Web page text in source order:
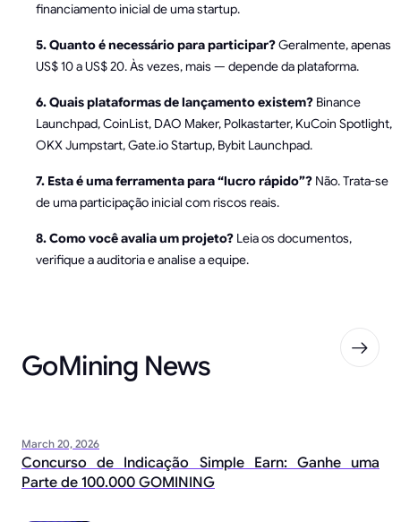
financiamento inicial de uma startup.
5. Quanto é necessário para participar?Geralmente, apenas
US$ 10 a US$ 20. Às vezes, mais — depende da plataforma.
6. Quais plataformas de lançamento existem? Binance
Launchpad, CoinList, DAO Maker, Polkastarter, KuCoin Spotlight,
OKX Jumpstart, Gate.io Startup, Bybit Launchpad.
7. Esta é uma ferramenta para “lucro rápido”? Não. Trata-se
de uma participação inicial com riscos reais.
8. Como você avalia um projeto? Leia os documentos,
verifique a auditoria e analise a equipe.
GoMining News
March 20, 2026
Concurso de Indicação Simple Earn: Ganhe uma
Parte de 100.000 GOMINING